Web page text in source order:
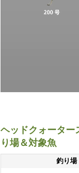
ヘッドクォーター
り場＆対象魚
釣り場